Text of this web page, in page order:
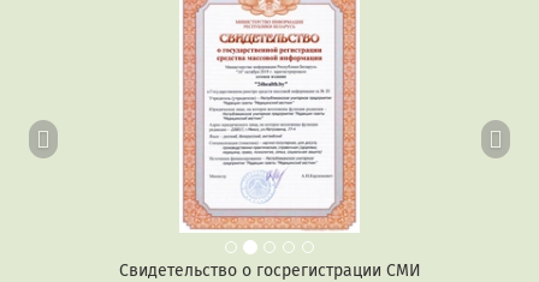
Свидетельство о госрегистрации СМИ